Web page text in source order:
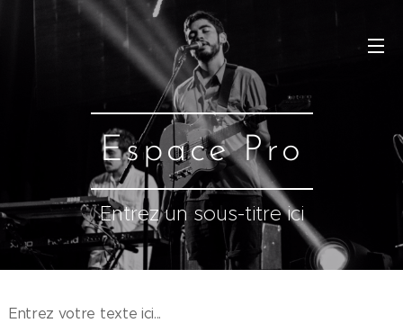
Espace Pro
Entrez un sous-titre ici
Entrez votre texte ici...